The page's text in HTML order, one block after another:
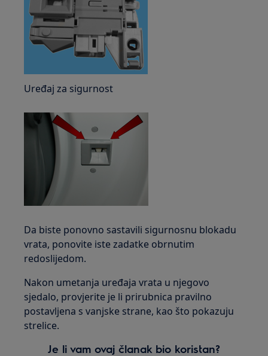
Uređaj za sigurnost
Da biste ponovno sastavili sigurnosnu blokadu
vrata, ponovite iste zadatke obrnutim
redoslijedom.
Nakon umetanja uređaja vrata u njegovo
sjedalo, provjerite je li prirubnica pravilno
postavljena s vanjske strane, kao što pokazuju
strelice.
Je li vam ovaj članak bio koristan?